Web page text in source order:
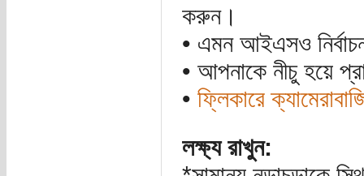
করুন।
• এমন আইএসও
• আপনাকে নীচু হয়ে
• ফ্লিকারে
লক্ষ্য রাখুন: